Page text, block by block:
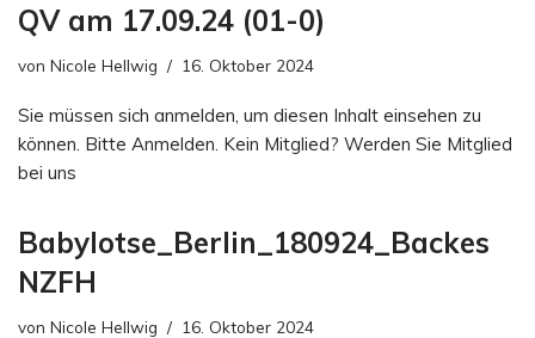
QV am 17.09.24 (01-0)
von Nicole Hellwig 16. Oktober 2024
Sie müssen sich anmelden, um diesen Inhalt einsehen zu
können. Bitte Anmelden. Kein Mitglied? Werden Sie Mitglied
bei uns
Babylotse_Berlin_180924_Backes
NZFH
von Nicole Hellwig 16. Oktober 2024